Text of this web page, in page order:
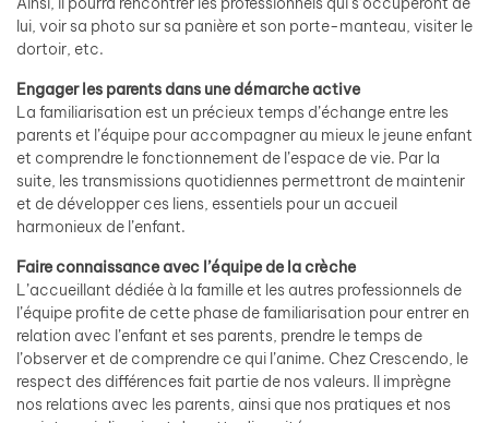
lui, voir sa photo sur sa panière et son porte-manteau, visiter le
dortoir, etc.
Engager les parents dans une démarche active
La familiarisation est un précieux temps d’échange entre les
parents et l’équipe pour accompagner au mieux le jeune enfant
et comprendre le fonctionnement de l’espace de vie. Par la
suite, les transmissions quotidiennes permettront de maintenir
et de développer ces liens, essentiels pour un accueil
harmonieux de l’enfant.
Faire connaissance avec l’équipe de la crèche
L’accueillant dédiée à la famille et les autres professionnels de
l’équipe profite de cette phase de familiarisation pour entrer en
relation avec l’enfant et ses parents, prendre le temps de
l’observer et de comprendre ce qui l’anime. Chez Crescendo, le
respect des différences fait partie de nos valeurs. Il imprègne
nos relations avec les parents, ainsi que nos pratiques et nos